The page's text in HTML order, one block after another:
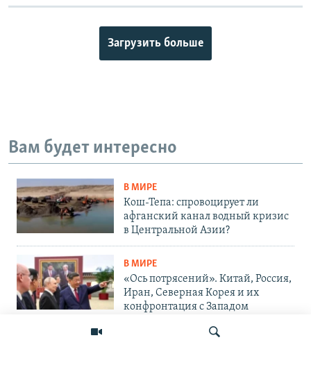
Загрузить больше
Вам будет интересно
В МИРЕ
Кош-Тепа: спровоцирует ли
афганский канал водный кризис
в Центральной Азии?
В МИРЕ
«Ось потрясений». Китай, Россия,
Иран, Северная Корея и их
конфронтация с Западом